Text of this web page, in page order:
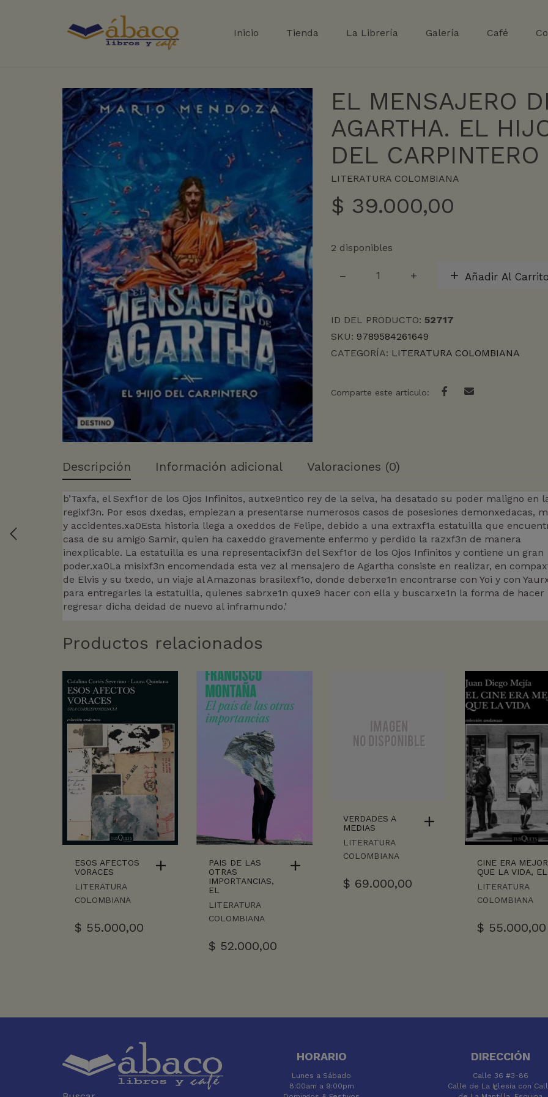
Inicio Tienda La Librería Galería Café
EL MENSAJERO
AGARTHA. EL
DEL CARPINTERO
LITERATURA COLOMBIANA
$ 39.000,00
2 disponibles
MENSAJERO
EL
HIJO
DEL
Añadir Al Carrito
ID DEL PRODUCTO: 52717
SKU: 9789584261649
CATEGORÍA: LITERATURA COLOMBIANA
Comparte este artículo:
Descripción Información adicional Valoraciones (0)
b’Taxfa, el Sexf1or de los Ojos Infinitos, autxe9ntico rey de la selva, ha desatado su poder maligno en
regixf3n. Por esos dxedas, empiezan a presentarse numerosos casos de posesiones demonxedacas,
y accidentes.xa0Esta historia llega a oxeddos de Felipe, debido a una extraxf1a estatuilla que
casa de su amigo Samir, quien ha caxeddo gravemente enfermo y perdido la razxf3n de manera
inexplicable. La estatuilla es una representacixf3n del Sexf1or de los Ojos Infinitos y contiene un gran
poder.xa0La misixf3n encomendada esta vez al mensajero de Agartha consiste en realizar, en
de Elvis y su txedo, un viaje al Amazonas brasilexf1o, donde deberxe1n encontrarse con Yoi y con
para entregarles la estatuilla, quienes sabrxe1n quxe9 hacer con ella y buscarxe1n la forma de hacer
regresar dicha deidad de nuevo al inframundo.’
Productos relacionados
ESOS AFECTOS
VORACES
LITERATURA
COLOMBIANA
$ 55.000,00
PAIS DE LAS
OTRAS
IMPORTANCIAS,
EL
LITERATURA
COLOMBIANA
$ 52.000,00
VERDADES A
MEDIAS
LITERATURA
COLOMBIANA
$ 69.000,00
CINE ERA MEJOR
QUE LA VIDA, EL
LITERATURA
COLOMBIANA
$ 55.000,00
HORARIO
Lunes a Sábado
8:00am a 9:00pm
DIRECCIÓN
Calle 36 #3-86
Calle de La Iglesia con